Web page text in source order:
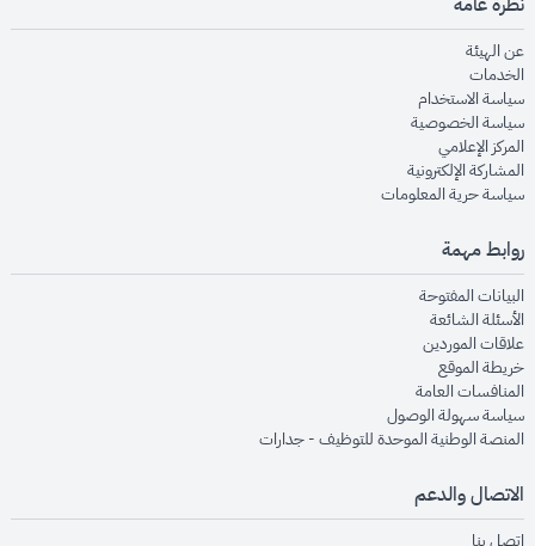
عن الهيئةopens in new window
الخدماتopens in new window
سياسة الاستخدام
سياسة الخصوصيةopens in new window
المركز الإعلاميopens in new window
المشاركة الإلكترونيةopens in new window
سياسة حرية المعلوماتopens in new window
روابط مهمة
البيانات المفتوحةopens in new window
الأسئلة الشائعةopens in new window
علاقات الموردينopens in new window
خريطة الموقعopens in new window
المنافسات العامةopens in new window
سياسة سهولة الوصولopens in new window
المنصة الوطنية الموحدة للتوظيف - جداراتopens in new window
الاتصال والدعم
اتصل بنا